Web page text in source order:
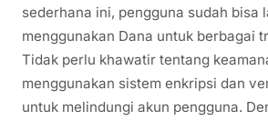
sederhana ini, pengguna sudah bisa
menggunakan Dana untuk berbagai
Tidak perlu khawatir tentang
menggunakan sistem enkripsi dan
untuk melindungi akun pengguna.